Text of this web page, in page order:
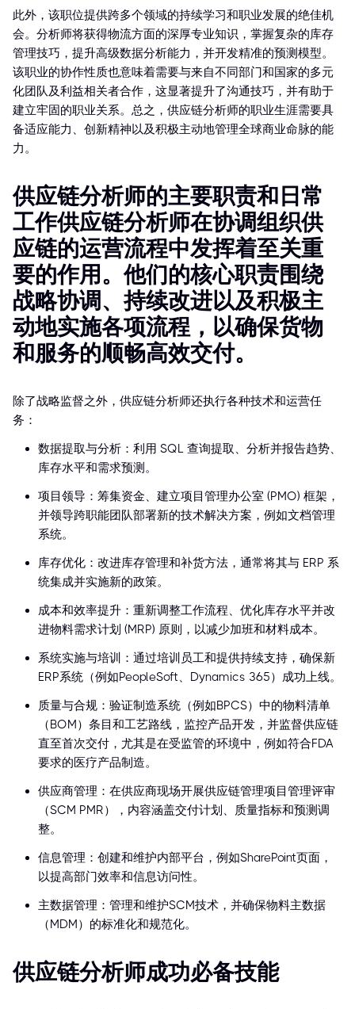
此外，该职位提供跨多个领域的持续学习和职业发展的绝佳机
会。分析师将获得物流方面的深厚专业知识，掌握复杂的库存
管理技巧，提升高级数据分析能力，并开发精准的预测模型。
该职业的协作性质也意味着需要与来自不同部门和国家的多元
化团队及利益相关者合作，这显著提升了沟通技巧，并有助于
建立牢固的职业关系。总之，供应链分析师的职业生涯需要具
备适应能力、创新精神以及积极主动地管理全球商业命脉的能
力。
供应链分析师的主要职责和日常
工作供应链分析师在协调组织供
应链的运营流程中发挥着至关重
要的作用。他们的核心职责围绕
战略协调、持续改进以及积极主
动地实施各项流程，以确保货物
和服务的顺畅高效交付。
除了战略监督之外，供应链分析师还执行各种技术和运营任
务：
数据提取与分析：利用 SQL 查询提取、分析并报告趋势、
库存水平和需求预测。
项目领导：筹集资金、建立项目管理办公室 (PMO) 框架，
并领导跨职能团队部署新的技术解决方案，例如文档管理
系统。
库存优化：改进库存管理和补货方法，通常将其与 ERP 系
统集成并实施新的政策。
成本和效率提升：重新调整工作流程、优化库存水平并改
进物料需求计划 (MRP) 原则，以减少加班和材料成本。
系统实施与培训：通过培训员工和提供持续支持，确保新
ERP系统（例如PeopleSoft、Dynamics 365）成功上线。
质量与合规：验证制造系统（例如BPCS）中的物料清单
（BOM）条目和工艺路线，监控产品开发，并监督供应链
直至首次交付，尤其是在受监管的环境中，例如符合FDA
要求的医疗产品制造。
供应商管理：在供应商现场开展供应链管理项目管理评审
（SCM PMR），内容涵盖交付计划、质量指标和预测调
整。
信息管理：创建和维护内部平台，例如SharePoint页面，
以提高部门效率和信息访问性。
主数据管理：管理和维护SCM技术，并确保物料主数据
（MDM）的标准化和规范化。
供应链分析师成功必备技能